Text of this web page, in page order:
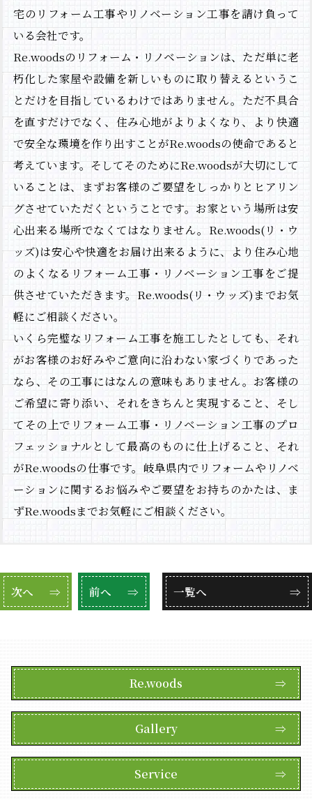
HOME
Re.woordについて
施工事例
NEWS＆BLOG
会社概要
お問い合わせ
宅のリフォーム工事やリノベーション工事を請け負って
いる会社です。
Re.woodsのリフォーム・リノベーションは、ただ単に老
朽化した家屋や設備を新しいものに取り替えるというこ
とだけを目指しているわけではありません。ただ不具合
を直すだけでなく、住み心地がよりよくなり、より快適
で安全な環境を作り出すことがRe.woodsの使命であると
考えています。そしてそのためにRe.woodsが大切にして
いることは、まずお客様のご要望をしっかりとヒアリン
グさせていただくということです。お家という場所は安
心出来る場所でなくてはなりません。Re.woods(リ・ウ
ッズ)は安心や快適をお届け出来るように、より住み心地
のよくなるリフォーム工事・リノベーション工事をご提
供させていただきます。Re.woods(リ・ウッズ)までお気
軽にご相談ください。
いくら完璧なリフォーム工事を施工したとしても、それ
がお客様のお好みやご意向に沿わない家づくりであった
なら、その工事にはなんの意味もありません。お客様の
ご希望に寄り添い、それをきちんと実現すること、そし
てその上でリフォーム工事・リノベーション工事のプロ
フェッショナルとして最高のものに仕上げること、それ
がRe.woodsの仕事です。岐阜県内でリフォームやリノベ
ーションに関するお悩みやご要望をお持ちのかたは、ま
ずRe.woodsまでお気軽にご相談ください。
次へ ⇒ 前へ ⇒ 一覧へ ⇒
Re.woods ⇒
Gallery ⇒
Service ⇒